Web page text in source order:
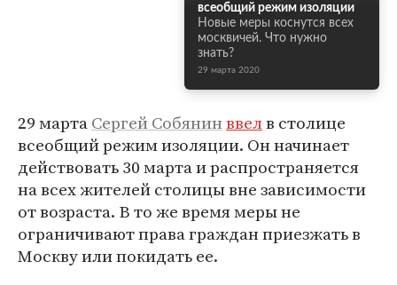
всеобщий режим изоляции
Новые меры коснутся всех
москвичей. Что нужно
знать?
29 марта 2020
29 мартаСергей Собянинввелв столице
всеобщий режим изоляции. Он начинает
действовать 30 марта и распространяется
на всех жителей столицы вне зависимости
от возраста. В то же время меры не
ограничивают права граждан приезжать в
Москву или покидать ее.